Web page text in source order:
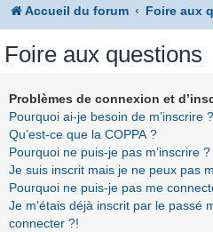
Accueil du forum Foire aux
Foire aux questions
Problèmes de connexion et
Pourquoi ai-je besoin de m’inscrire ?
Qu’est-ce que la COPPA ?
Pourquoi ne puis-je pas m’inscrire ?
Je suis inscrit mais je ne peux pas
Pourquoi ne puis-je pas me
Je m’étais déjà inscrit par le passé
connecter ?!